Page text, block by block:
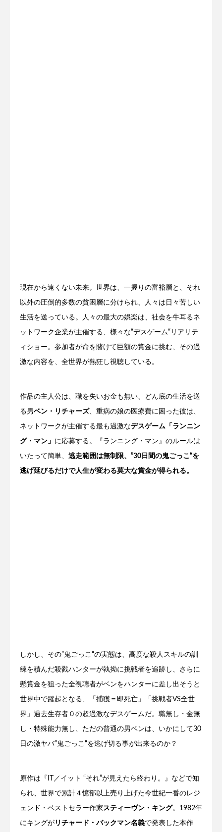
現在から遠くない未来。世界は、一握りの富裕層と、それ
以外の圧倒的多数の貧困層に分けられ、人々は日々苦しい
生活を送っている。人々の最大の娯楽は、社会を牛耳るネ
ットワーク企業が主催する、様々な“デスゲーム“リアリテ
ィショー。参加者が命を賭けて巨額の賞金に挑む、その過
激な内容を、全世界が熱狂し視聴している。
作品の主人公は、職を失いお金も無い、どん底の生活を送
る男ベン・リチャーズ、重病の娘の医療費に困った彼は、
ネットワークが主催する最も過激なデスゲーム「ランニン
グ・マン」 に応募する。『ランニング・マン』のルールは
いたって簡単、 逃走範囲は無制限、”30日間の鬼ごっこ“を
逃げ延びるだけで人生が変わる莫大な賞金が得られる。
しかし、その”鬼ごっこ“の実態は、高度な殺人スキルの訓
練を積んだ殺戮ハンターが執拗に挑戦者を追跡し、さらに
懸賞金を狙った全視聴者がベンをハンターに差し出そうと
世界中で躍起となる、「捕獲＝即死亡」「挑戦者VS全世
界」過去生存者０の超過激なデスゲームだ。職無し・金無
し・特殊能力無し、ただの普通の男ベンは、いかにして30
日の激ヤバ”鬼ごっこ“を逃げ切る事が出来るのか？
原作は『IT／イット “それ”が見えたら終わり。』などで知
られ、世界で累計４憶部以上売り上げた今世紀一番のレジ
ェンド・ベストセラー作家スティーヴン・キング。1982年
にキングが リチャード・バックマン名義で発表した本作